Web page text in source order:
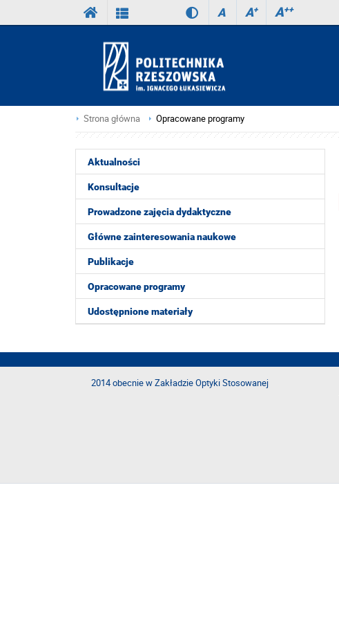
A A+ A++
Strona główna Opracowane programy
Aktualności
Konsultacje
Prowadzone zajęcia dydaktyczne
Główne zainteresowania naukowe
Publikacje
Opracowane programy
Udostępnione materiały
2014 obecnie w Zakładzie Optyki Stosowanej